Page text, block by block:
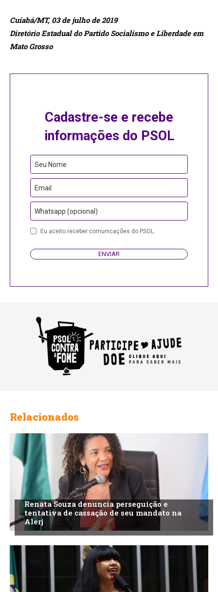
Cuiabá/MT, 03 de julho de 2019
Diretório Estadual do Partido Socialismo e Liberdade em
Mato Grosso
Cadastre-se e recebe
informações do PSOL
Seu Nome
Email
Whatsapp (opcional)
Eu aceito receber comunicações do PSOL.
ENVIAR
Relacionados
Renata Souza denuncia perseguição e
tentativa de cassação de seu mandato na
Alerj